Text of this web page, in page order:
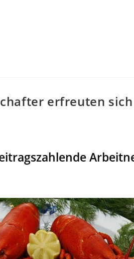
erfreuten